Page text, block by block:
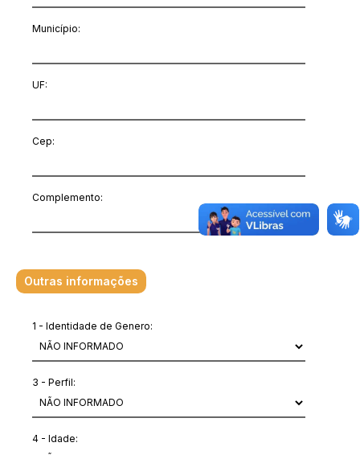
Município:
UF:
Cep:
Complemento:
Outras informações
1 - Identidade de Genero:
3 - Perfil:
4 - Idade: